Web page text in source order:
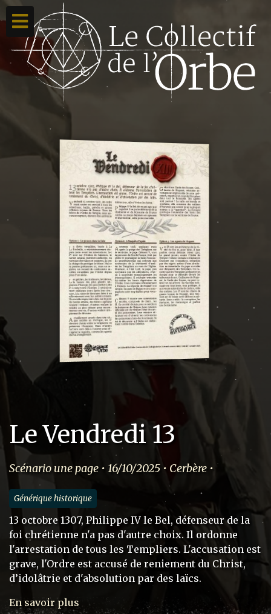
Accueil
Ton compte
Qui sommes nous ?
Le Vendredi 13
Scénario une page • 16/10/2025 • Cerbère •
Générique historique
13 octobre 1307, Philippe IV le Bel, défenseur de la
foi chrétienne n'a pas d'autre choix. Il ordonne
l'arrestation de tous les Templiers. L'accusation est
grave, l'Ordre est accusé de reniement du Christ,
d’idolâtrie et d'absolution par des laïcs.
En savoir plus